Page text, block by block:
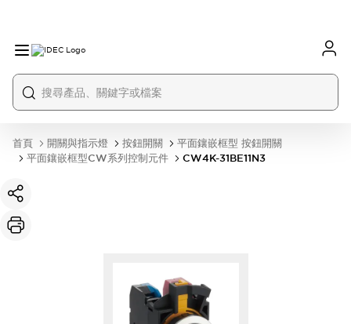
首頁 開關與指示燈 按鈕開關
平面鑲嵌框型 按鈕開關
平面鑲嵌框型CW系列控制元件
CW4K-31BE11N3